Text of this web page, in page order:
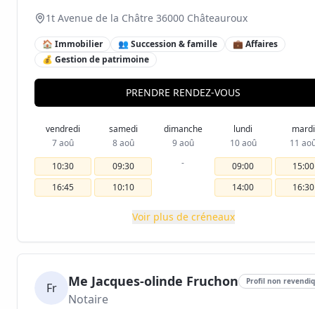
1t Avenue de la Châtre 36000 Châteauroux
🏠 Immobilier 👥 Succession & famille
💼 Affaires
💰 Gestion de patrimoine
PRENDRE RENDEZ-VOUS
vendredi
7 aoû
10:30
16:45
samedi
8 aoû
09:30
10:10
dimanche
9 aoû
-
lundi
10 aoû
09:00
14:00
mardi
11
15:00
16:30
Voir plus de créneaux
Fr Me Jacques-olinde Fruchon Profil non
Notaire